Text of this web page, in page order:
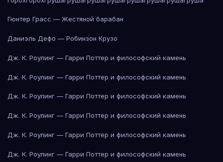
Гюнтер Грасс — Жестяной барабан
Даниэль Дефо — Робинзон Крузо
Дж. К. Роулинг — Гарри Поттер и философский камень
Дж. К. Роулинг — Гарри Поттер и философский камень
Дж. К. Роулинг — Гарри Поттер и философский камень
Дж. К. Роулинг — Гарри Поттер и философский камень
Дж. К. Роулинг — Гарри Поттер и философский камень
Дж. К. Роулинг — Гарри Поттер и философский камень